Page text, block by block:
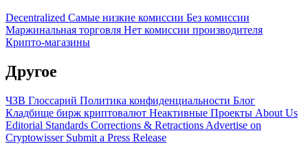
Decentralized Самые низкие комиссии Без комиссии
Маржинальная торговля Нет комиссии производителя
Крипто-магазины
Другое
ЧЗВ Глоссарий Политика конфиденциальности Блог
Кладбище бирж криптовалют Неактивные Проекты About Us
Editorial Standards Corrections & Retractions Advertise on
Cryptowisser Submit a Press Release